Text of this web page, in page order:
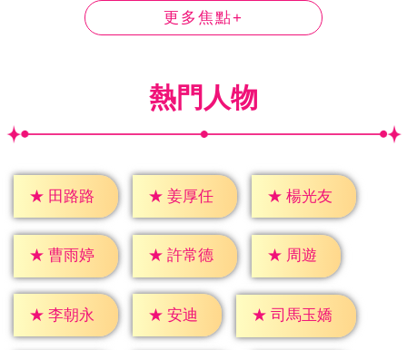
更多焦點+
熱門人物
★ 田路路 ★ 姜厚任 ★ 楊光友
★ 曹雨婷 ★ 許常德 ★ 周遊
★ 李朝永 ★ 安迪 ★ 司馬玉嬌